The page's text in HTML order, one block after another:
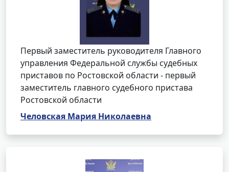
Первый заместитель руководителя Главного
управления Федеральной службы судебных
приставов по Ростовской области - первый
заместитель главного судебного пристава
Ростовской области
Человская Мария Николаевна